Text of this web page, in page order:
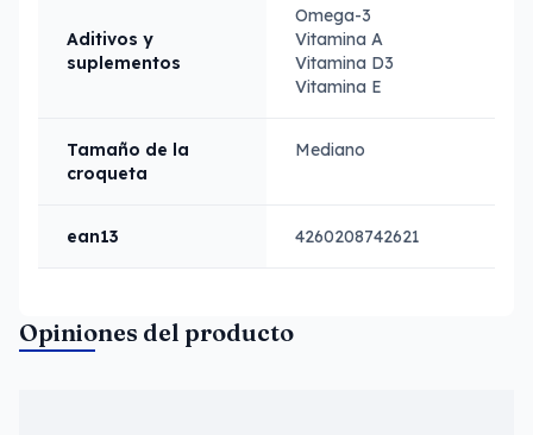
Aditivos y
suplementos
Omega-3
Vitamina A
Vitamina D3
Vitamina E
Tamaño de la
croqueta
Mediano
ean13 4260208742621
Opiniones del producto